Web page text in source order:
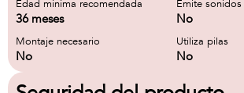
Edad minima recomendada
36 meses
Emite sonidos
No
Montaje necesario
No
Utiliza pilas
No